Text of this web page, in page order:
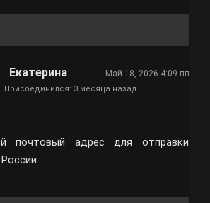
Екатерина Май 18, 2026 4:09 пп
Присоединился: 3 месяца назад
почтовый адрес для отправки